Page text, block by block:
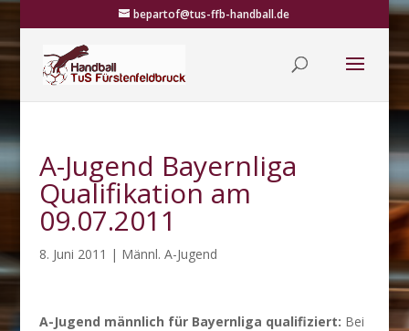
bepartof@tus-ffb-handball.de
A-Jugend Bayernliga
Qualifikation am
09.07.2011
8. Juni 2011 | Männl. A-Jugend
A-Jugend männlich für Bayernliga qualifiziert: Bei